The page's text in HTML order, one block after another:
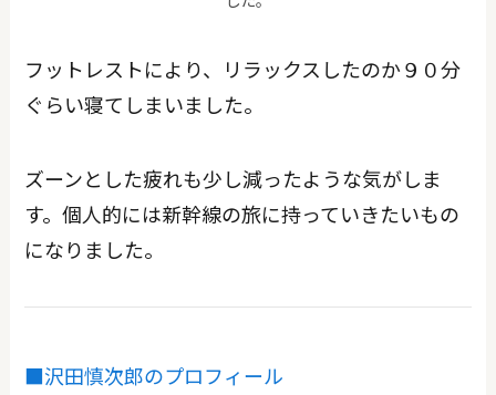
フットレストにより、リラックスしたのか９０分
ぐらい寝てしまいました。
ズーンとした疲れも少し減ったような気がしま
す。個人的には新幹線の旅に持っていきたいもの
になりました。
■沢田慎次郎のプロフィール